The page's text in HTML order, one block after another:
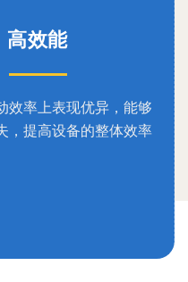
高效能
效率上表现优异，能够
，提高设备的整体效率